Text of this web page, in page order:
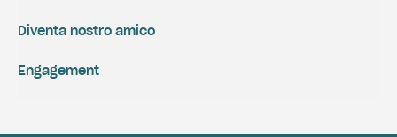
Engagement
Diventa nostro amico